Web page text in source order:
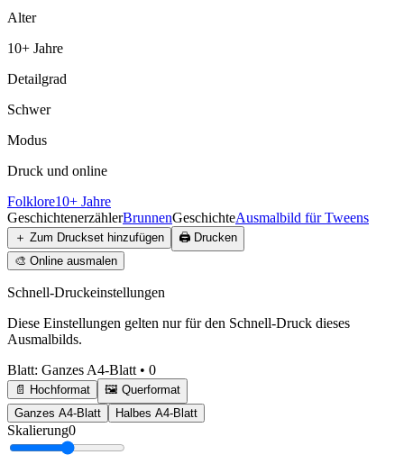
Alter
10+ Jahre
Detailgrad
Schwer
Modus
Druck und online
Folklore10+ Jahre
GeschichtenerzählerBrunnenGeschichteAusmalbild für Tweens
＋ Zum Druckset hinzufügen 🖨️ Drucken
🎨 Online ausmalen
Schnell-Druckeinstellungen
Diese Einstellungen gelten nur für den Schnell-Druck dieses
Ausmalbilds.
Blatt: Ganzes A4-Blatt • 0
📄 Hochformat
🖼️ Querformat
Ganzes A4-Blatt
Halbes A4-Blatt
Skalierung0